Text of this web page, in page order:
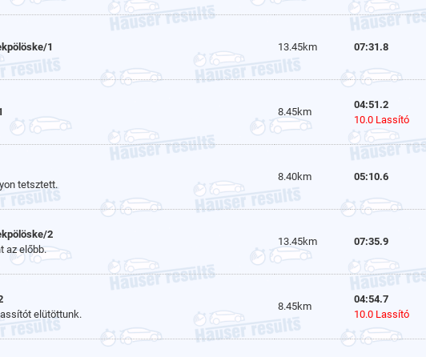
1 13.45km 07:31.8
8.45km
04:51.2
10.0 Lassító
tetsztett.
8.40km 05:10.6
2
az előbb.
13.45km 07:35.9
elütöttunk.
8.45km
04:54.7
10.0 Lassító